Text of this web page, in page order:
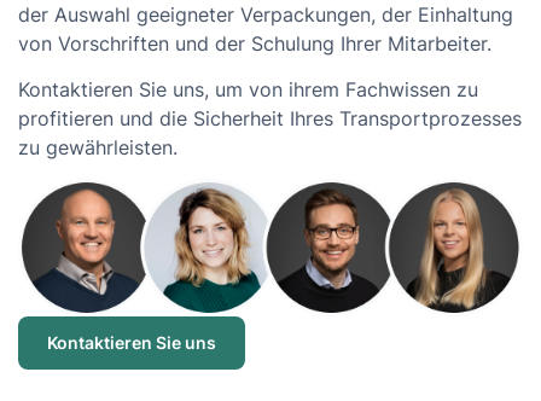
der Auswahl geeigneter Verpackungen, der Einhaltung
von Vorschriften und der Schulung Ihrer Mitarbeiter.
Kontaktieren Sie uns, um von ihrem Fachwissen zu
profitieren und die Sicherheit Ihres Transportprozesses
zu gewährleisten.
Kontaktieren Sie uns